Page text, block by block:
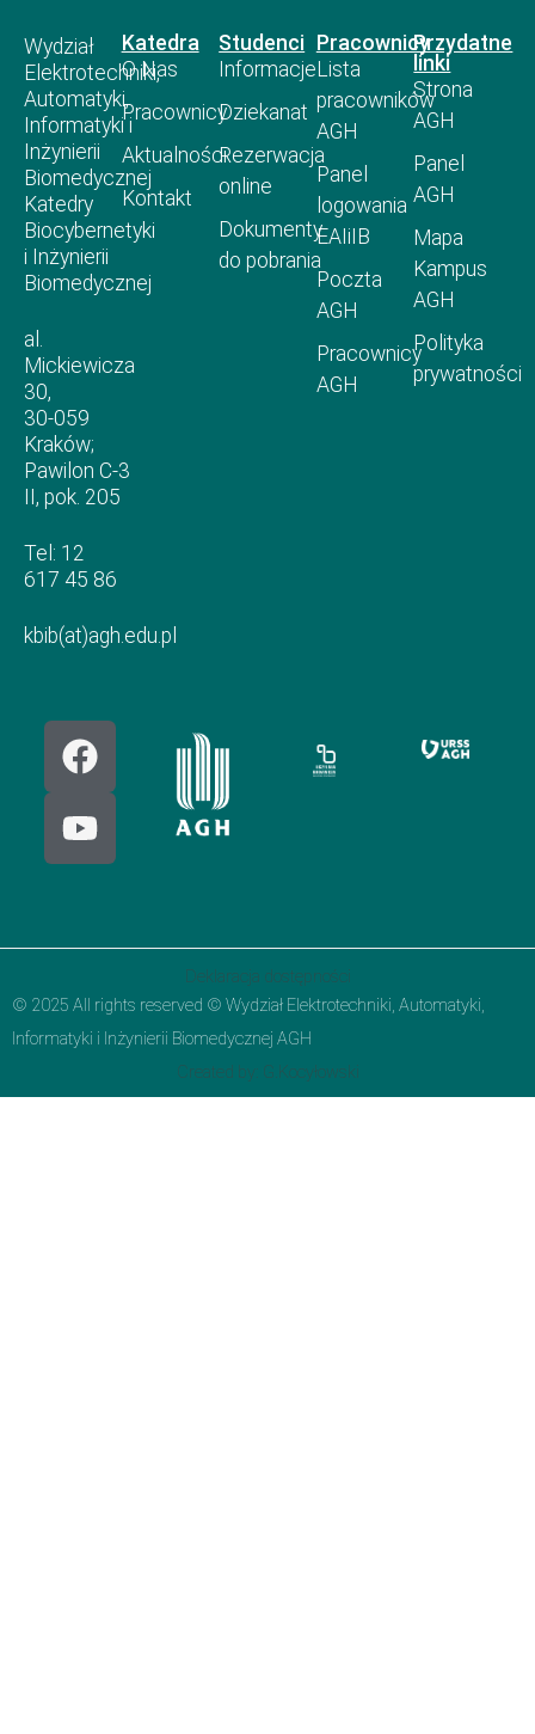
Wydział
Elektrotechniki,
Automatyki,
Informatyki i
Inżynierii
Biomedycznej
Katedry
Biocybernetyki
i Inżynierii
Biomedycznej
al.
Mickiewicza
30,
30-059
Kraków;
Pawilon C-3
II, pok. 205
Tel: 12
617 45 86
kbib(at)agh.edu.pl
Katedra
O Nas
Pracownicy
Aktualności
Kontakt
Studenci
Informacje
Dziekanat
Rezerwacja
online
Dokumenty
do pobrania
Pracownicy
Lista
pracowników
AGH
Panel
logowania
EAIiIB
Poczta
AGH
Pracownicy
AGH
Przydatne
linki
Strona
AGH
Panel
AGH
Mapa
Kampus
AGH
Polityka
prywatności
Deklaracja dostępności
© 2025 All rights reserved © Wydział Elektrotechniki, Automatyki,
Informatyki i Inżynierii Biomedycznej AGH
Created by: G.Kocyłowski